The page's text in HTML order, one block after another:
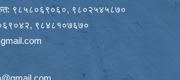
९८५८०६९०६०, ९८०२५४५८७०
९८४८१०७६७०